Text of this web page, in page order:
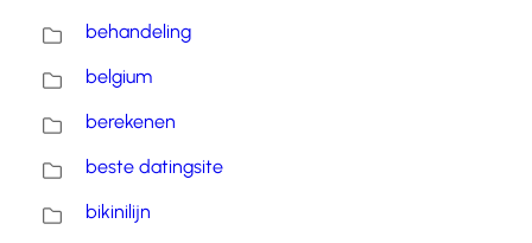
behandeling
belgium
berekenen
beste datingsite
bikinilijn